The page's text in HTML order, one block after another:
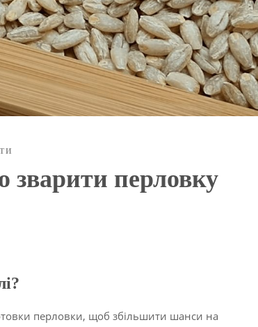
перловку
перловки, щоб збільшити шанси на